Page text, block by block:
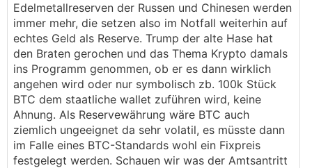
nur unsere spezis hier reden sich immer noch ein,
krypto wäre böse und wir brauchen den digitalen
euro...😌
───────────────
Ich hab keine Bitcoins und kenn mich damit auch
nicht sonderlich aus, deshalb klingt die Frage
vielleicht auch etwas naiv, aber - welcher Vorteil
ergibt sich für die USA als Staat in einer Bitcoin-
Reserve anstatt einer Gold-Reserve? Sichert das
eine globale Position gegenüber anderen
Edelmetallreserven der Russen und Chinesen werden
immer mehr, die setzen also im Notfall weiterhin auf
echtes Geld als Reserve. Trump der alte Hase hat
den Braten gerochen und das Thema Krypto damals
ins Programm genommen, ob er es dann wirklich
angehen wird oder nur symbolisch zb. 100k Stück
BTC dem staatliche wallet zuführen wird, keine
Ahnung. Als Reservewährung wäre BTC auch
ziemlich ungeeignet da sehr volatil, es müsste dann
im Falle eines BTC-Standards wohl ein Fixpreis
festgelegt werden. Schauen wir was der Amtsantritt